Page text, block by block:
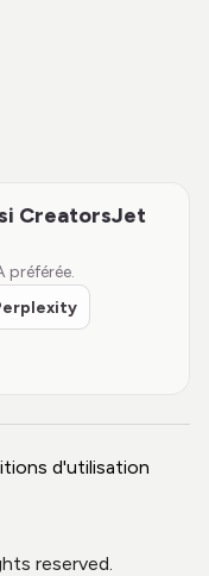
CreatorsJet
préférée.
d'utilisation
reserved.